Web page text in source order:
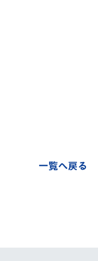
一覧へ戻る